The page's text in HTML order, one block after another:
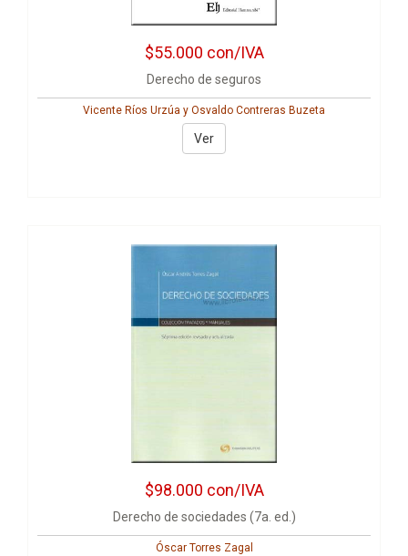
$55.000 con/IVA
Derecho de seguros
Vicente Ríos Urzúa y Osvaldo Contreras Buzeta
Ver
$98.000 con/IVA
Derecho de sociedades (7a. ed.)
Óscar Torres Zagal